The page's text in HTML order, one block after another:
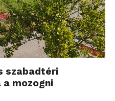
szabadtéri
mozogni